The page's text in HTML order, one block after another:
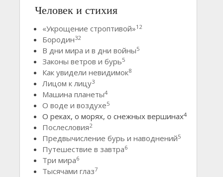
Человек и стихия
«Укрощение строптивой»12
Бородин32
В дни мира и в дни войны5
Законы ветров и бурь5
Как увидели невидимок8
Лицом к лицу3
Машина планеты4
О воде и воздухе5
О реках, о морях, о снежных вершинах4
Послесловия2
Предвычисление бурь и наводнений5
Путешествие в завтра6
Три мира6
Тысячами глаз7